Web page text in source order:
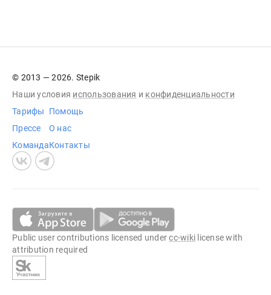
© 2013 — 2026. Stepik
Наши условия использования и конфиденциальности
Тарифы
Прессе
Команда
Помощь
О нас
Контакты
Public user contributions licensed undercc-wiki license with
attribution required